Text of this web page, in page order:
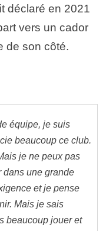
déclaré en 2021
vers un cador
de son côté.
équipe, je suis
beaucoup ce club.
je ne peux pas
dans une grande
et je pense
Mais je sais
beaucoup jouer et